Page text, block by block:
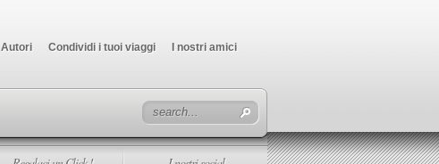
Autori Condividi i tuoi viaggi I nostri amici